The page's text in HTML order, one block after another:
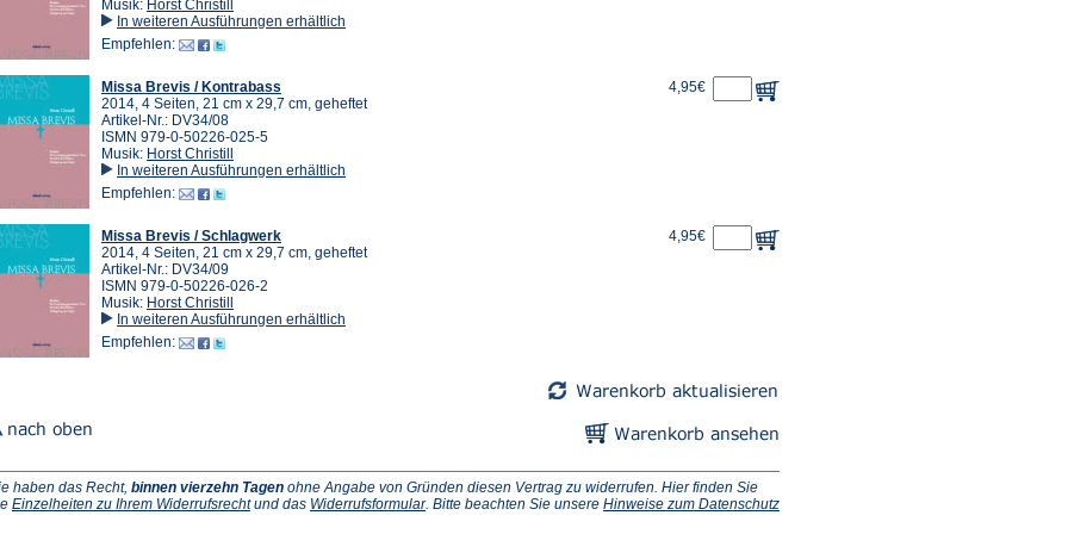
Musik: Horst Christill
In weiteren Ausführungen erhältlich
Empfehlen:
Missa Brevis / Kontrabass
2014, 4 Seiten, 21 cm x 29,7 cm, geheftet
Artikel-Nr.: DV34/08
ISMN 979-0-50226-025-5
Musik: Horst Christill
In weiteren Ausführungen erhältlich
Empfehlen:
4,95€
Missa Brevis / Schlagwerk
2014, 4 Seiten, 21 cm x 29,7 cm, geheftet
Artikel-Nr.: DV34/09
ISMN 979-0-50226-026-2
Musik: Horst Christill
In weiteren Ausführungen erhältlich
Empfehlen:
4,95€
haben das Recht, binnen vierzehn Tagen ohne Angabe von Gründen diesen Vertrag zu widerrufen. Hier finden Sie
Einzelheiten zu Ihrem Widerrufsrecht(Öffnet
und das Widerrufsformular(Öffnet
. Bitte beachten Sie unsere Hinweise zum Datenschutz